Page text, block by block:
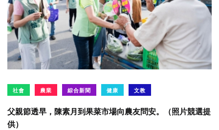
社會 農業 綜合新聞 健康 文教
父親節透早，陳素月到果菜市場向農友問安。（照片競選提
供）